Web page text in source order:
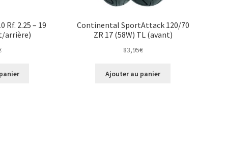
Rf. 2.25 – 19
arrière)
Continental SportAttack 120/70
ZR 17 (58W) TL (avant)
83,95€
Ajouter au panier